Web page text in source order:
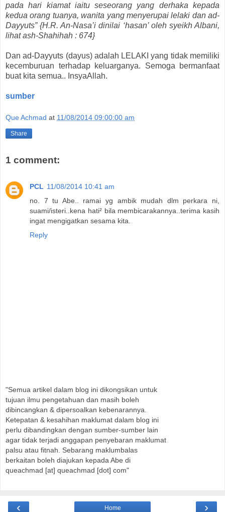
pada hari kiamat iaitu seseorang yang derhaka kepada
kedua orang tuanya, wanita yang menyerupai lelaki dan ad-
Dayyuts” {H.R. An-Nasa’i dinilai ‘hasan’ oleh syeikh Albani,
lihat ash-Shahihah : 674}
Dan ad-Dayyuts (dayus) adalah LELAKI yang tidak memiliki
kecemburuan terhadap keluarganya. Semoga bermanfaat
buat kita semua.. InsyaAllah.
sumber
Que Achmad at 11/08/2014 09:00:00 am
Share
1 comment:
PCL 11/08/2014 10:41 am
no. 7 tu Abe.. ramai yg ambik mudah dlm perkara ni,
suami/isteri..kena hati² bila membicarakannya..terima kasih
ingat mengigatkan sesama kita.
Reply
"Semua artikel dalam blog ini dikongsikan untuk
tujuan ilmu pengetahuan dan masih boleh
dibincangkan & dipersoalkan kebenarannya.
Ketepatan & kesahihan maklumat dalam blog ini
perlu dibandingkan dengan sumber-sumber lain
agar tidak terjadi anggapan penyebaran maklumat
palsu atau fitnah. Sebarang maklumbalas
berkaitan boleh diajukan kepada Abe di
queachmad [at] queachmad [dot] com"
‹ ›
Home